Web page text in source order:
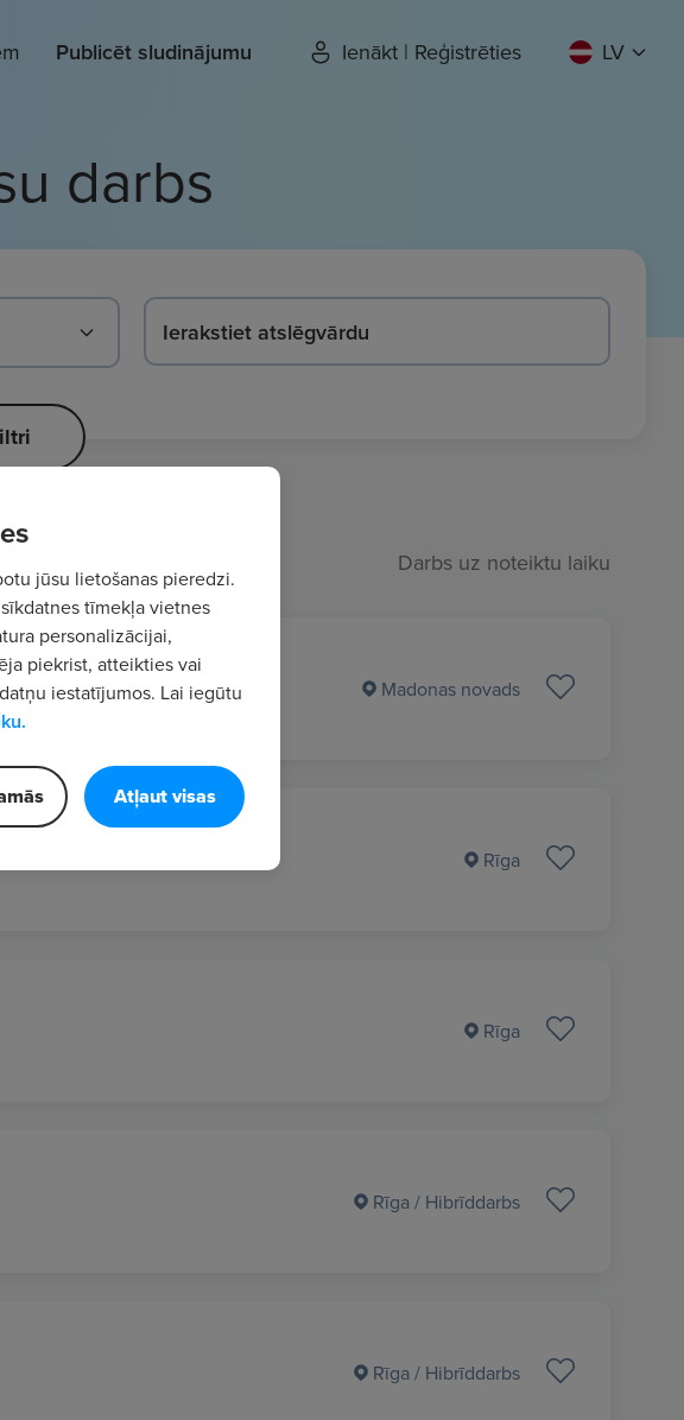
Publicēt sludinājumu Ienākt | Reģistrēties LV
darbs
Darbs uz noteiktu laiku
Madonas novads
Rīga
Rīga
Rīga / Hibrīddarbs
Rīga / Hibrīddarbs
jūsu lietošanas pieredzi.
tīmekļa vietnes
personalizācijai,
piekrist, atteikties vai
iestatījumos. Lai iegūtu
Atļaut visas